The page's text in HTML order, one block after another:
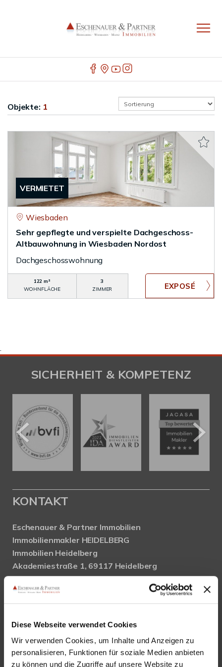
Diese Webseite verwendet Cookies
Wir verwenden Cookies, um Inhalte und Anzeigen zu
personalisieren, Funktionen für soziale Medien anbieten
zu können und die Zugriffe auf unsere Website zu
Objekte: 1
VERMIETET
Wiesbaden
Sehr gepflegte und verspielte Dachgeschoss-
Altbauwohnung in Wiesbaden Nordost
Dachgeschosswohnung
122 m²
WOHNFLÄCHE
3
ZIMMER
.
SICHERHEIT & KOMPETENZ
KONTAKT
Eschenauer & Partner Immobilien
Immobilienmakler HEIDELBERG
Immobilien Heidelberg
Akademiestraße 1, 69117 Heidelberg
Tel.:06221 - 67 26 077
Mail:info@eschenauer-partner.de
Immobilienmakler WIESBADEN
Immobilien Wiesbaden
Wasserrolle 16, 65201 Wiesbaden